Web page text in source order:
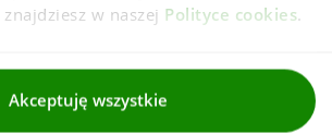
w naszej Polityce cookies.
Akceptuję wszystkie
Regulaminy